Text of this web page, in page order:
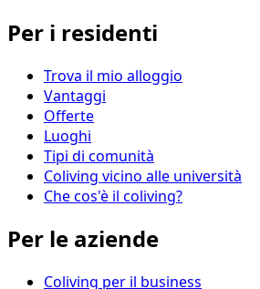
Per i residenti
Trova il mio alloggio
Vantaggi
Offerte
Luoghi
Tipi di comunità
Coliving vicino alle università
Che cos'è il coliving?
Per le aziende
Coliving per il business